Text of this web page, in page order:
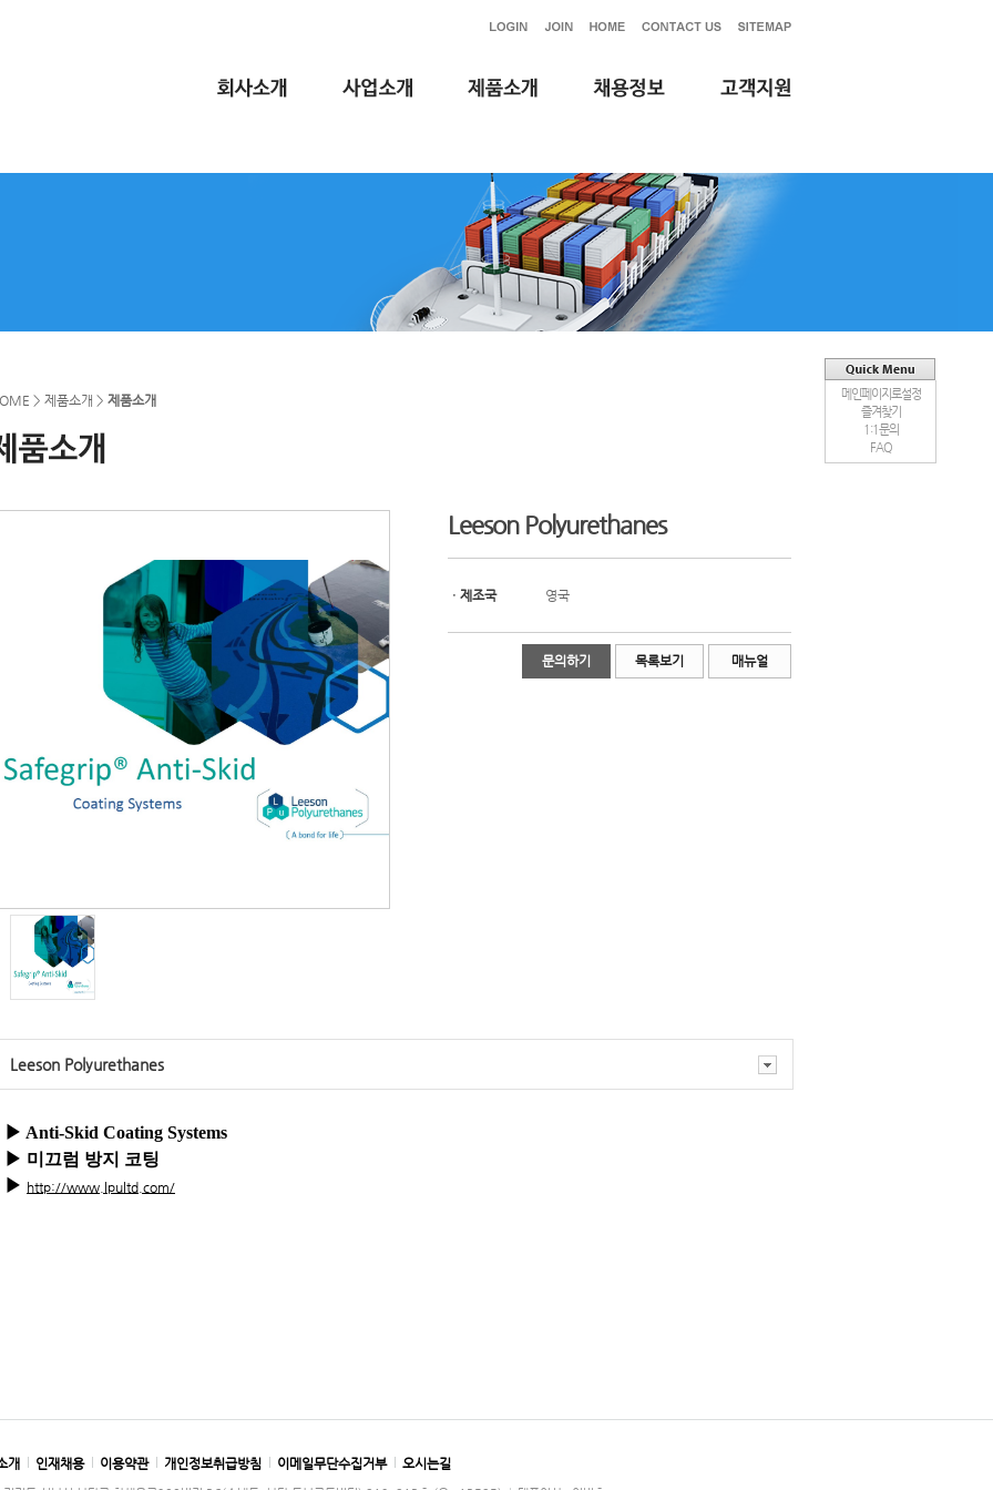
> 제품소개 > 제품소개
Leeson Polyurethanes
ㆍ제조국 영국
매뉴얼
목록보기
문의하기
Leeson Polyurethanes
▶ Anti-Skid Coating Systems
▶ 미끄럼 방지 코팅
▶ http://www.lpultd.com/
메인페이지로설정
즐겨찾기
1:1문의
FAQ
개 인재채용 이용약관 개인정보취급방침 이메일무단수집거부 오시는길